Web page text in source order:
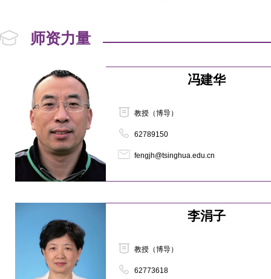
师资力量
冯建华
教授（博导）
62789150
fengjh@tsinghua.edu.cn
李涓子
教授（博导）
62773618